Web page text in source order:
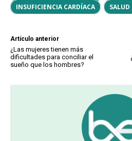
INSUFICIENCIA CARDÍACA
SALUD
Artículo anterior
¿Las mujeres tienen más
dificultades para conciliar el
sueño que los hombres?